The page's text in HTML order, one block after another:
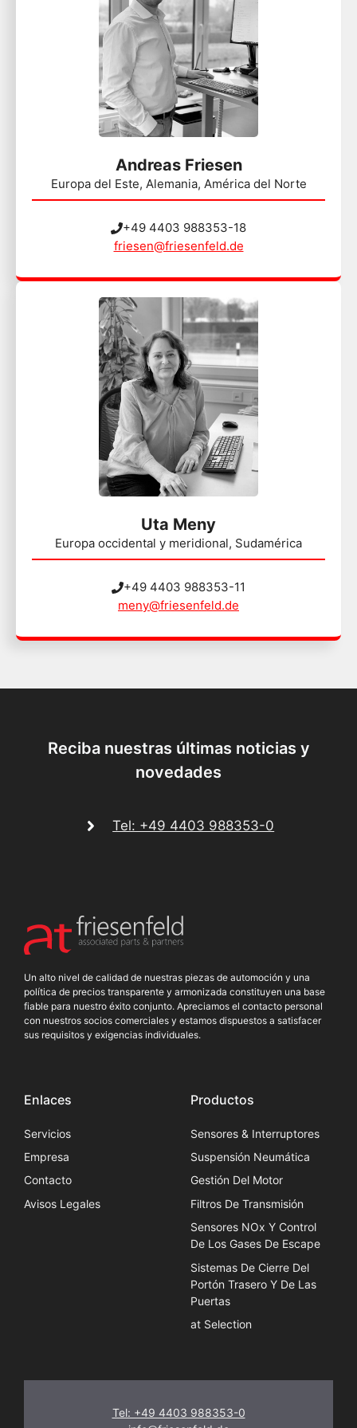
Andreas Friesen
Europa del Este, Alemania, América del Norte
+49 4403 988353-18
friesen@friesenfeld.de
Uta Meny
Europa occidental y meridional, Sudamérica
+49 4403 988353-11
meny@friesenfeld.de
Reciba nuestras últimas noticias y
novedades
Tel: +49 4403 988353-0
Un alto nivel de calidad de nuestras piezas de automoción y una
política de precios transparente y armonizada constituyen una base
fiable para nuestro éxito conjunto. Apreciamos el contacto personal
con nuestros socios comerciales y estamos dispuestos a satisfacer
sus requisitos y exigencias individuales.
Enlaces
Servicios
Empresa
Contacto
Avisos Legales
Productos
Sensores & Interruptores
Suspensión Neumática
Gestión Del Motor
Filtros De Transmisión
Sensores NOx Y Control
De Los Gases De Escape
Sistemas De Cierre Del
Portón Trasero Y De Las
Puertas
at Selection
Tel: +49 4403 988353-0